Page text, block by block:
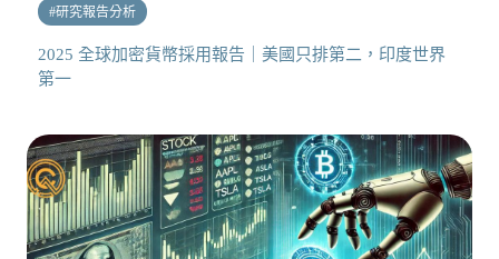
#研究報告分析
2025 全球加密貨幣採用報告｜美國只排第二，印度世界
第一